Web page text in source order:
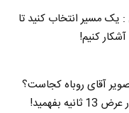
مسیر انتخاب کنید تا
کنیم!
تفاوت تصویر آقای روباه کجاست؟
بفهمید!